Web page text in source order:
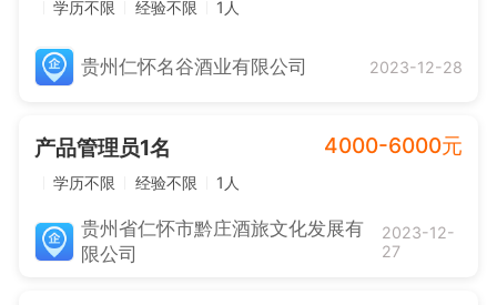
学历不限 经验不限 1人
贵州仁怀名谷酒业有限公司 2023-12-28
产品管理员1名 4000-6000元
学历不限 经验不限 1人
贵州省仁怀市黔庄酒旅文化发展有
限公司
2023-12-
27